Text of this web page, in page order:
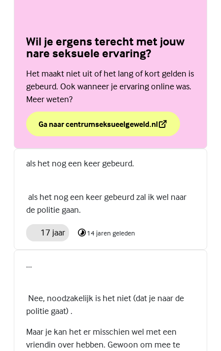
Wil je ergens terecht met jouw
nare seksuele ervaring?
Het maakt niet uit of het lang of kort gelden is
gebeurd. Ook wanneer je ervaring online was.
Meer weten?
Ga naar centrumseksueelgeweld.nl
over Wil je ergens terecht met jouw nare seksuele
(Externe link)
als het nog een keer gebeurd.
als het nog een keer gebeurd zal ik wel naar
de politie gaan.
17 jaar 14 jaren geleden
...
Nee, noodzakelijk is het niet (dat je naar de
politie gaat) .
Maar je kan het er misschien wel met een
vriendin over hebben. Gewoon om mee te